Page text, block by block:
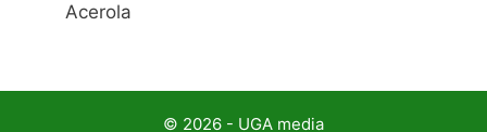
Acerola
© 2026 - UGA media